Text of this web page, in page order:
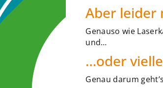
Aber leider
Genauso wie
und…
…oder
Genau darum